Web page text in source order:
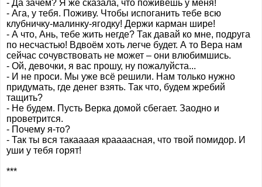
- Да зачем? Я же сказала, что поживёшь у меня!
- Ага, у тебя. Поживу. Чтобы испоганить тебе всю
клубничку-малинку-ягодку! Держи карман шире!
- А что, Ань, тебе жить негде? Так давай ко мне, подруга
по несчастью! Вдвоём хоть легче будет. А то Вера нам
сейчас сочувствовать не может – они влюбимшись.
- Ой, девочки, я вас прошу, ну пожалуйста...
- И не проси. Мы уже всё решили. Нам только нужно
придумать, где денег взять. Так что, будем жребий
тащить?
- Не будем. Пусть Верка домой сбегает. Заодно и
проветрится.
- Почему я-то?
- Так ты вся такаааая краааасная, что твой помидор. И
уши у тебя горят!
***